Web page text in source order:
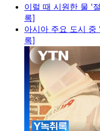
이럴 때 시원한 물 '
록]
아시아 주요 도시 중
록]